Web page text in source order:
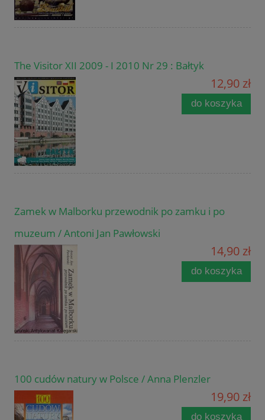
The Visitor XII 2009 - I 2010 Nr 29 : Bałtyk
12,90 zł
do koszyka
Zamek w Malborku przewodnik po zamku i po
muzeum / Antoni Jan Pawłowski
14,90 zł
do koszyka
100 cudów natury w Polsce / Anna Plenzler
19,90 zł
do koszyka